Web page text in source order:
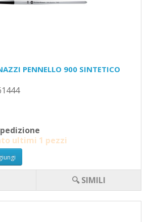
PENNELLO 900 SINTETICO
ultimi 1 pezzi
🔍 SIMILI